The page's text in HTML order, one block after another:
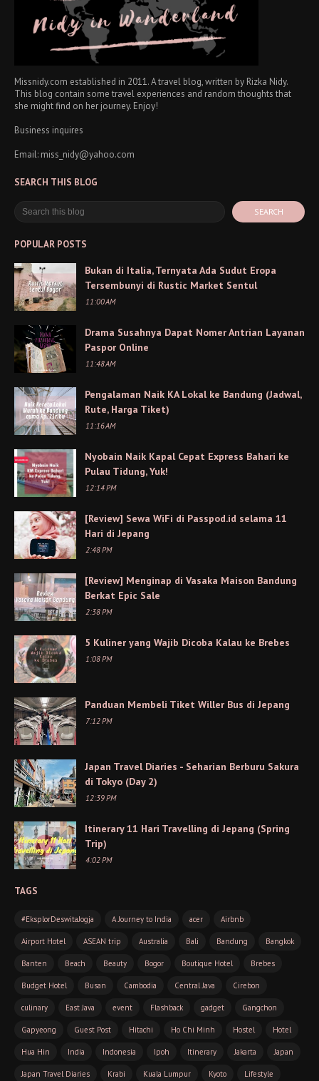
Missnidy.com established in 2011. A travel blog, written by Rizka Nidy.
This blog contain some travel experiences and random thoughts that
she might find on her journey. Enjoy!
Business inquires
Email: miss_nidy@yahoo.com
SEARCH THIS BLOG
POPULAR POSTS
Bukan di Italia, Ternyata Ada Sudut Eropa
Tersembunyi di Rustic Market Sentul
11:00 AM
Drama Susahnya Dapat Nomer Antrian Layanan
Paspor Online
11:48 AM
Pengalaman Naik KA Lokal ke Bandung (Jadwal,
Rute, Harga Tiket)
11:16 AM
Nyobain Naik Kapal Cepat Express Bahari ke
Pulau Tidung, Yuk!
12:14 PM
[Review] Sewa WiFi di Passpod.id selama 11
Hari di Jepang
2:48 PM
[Review] Menginap di Vasaka Maison Bandung
Berkat Epic Sale
2:38 PM
5 Kuliner yang Wajib Dicoba Kalau ke Brebes
1:08 PM
Panduan Membeli Tiket Willer Bus di Jepang
7:12 PM
Japan Travel Diaries - Seharian Berburu Sakura
di Tokyo (Day 2)
12:39 PM
Itinerary 11 Hari Travelling di Jepang (Spring
Trip)
4:02 PM
TAGS
#EksplorDeswitaJogja A Journey to India acer Airbnb
Airport Hotel ASEAN trip Australia Bali Bandung Bangkok
Banten Beach Beauty Bogor Boutique Hotel Brebes
Budget Hotel Busan Cambodia Central Java Cirebon
culinary East Java event Flashback gadget Gangchon
Gapyeong Guest Post Hitachi Ho Chi Minh Hostel Hotel
Hua Hin India Indonesia Ipoh Itinerary Jakarta Japan
Japan Travel Diaries Krabi Kuala Lumpur Kyoto Lifestyle